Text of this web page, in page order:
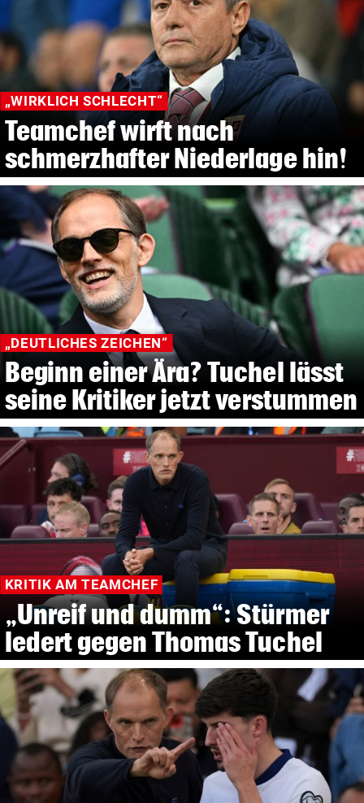
„WIRKLICH SCHLECHT“
Teamchef wirft nach
schmerzhafter Niederlage hin!
„DEUTLICHES ZEICHEN“
Beginn einer Ära? Tuchel lässt
seine Kritiker jetzt verstummen
KRITIK AM TEAMCHEF
„Unreif und dumm“: Stürmer
ledert gegen Thomas Tuchel